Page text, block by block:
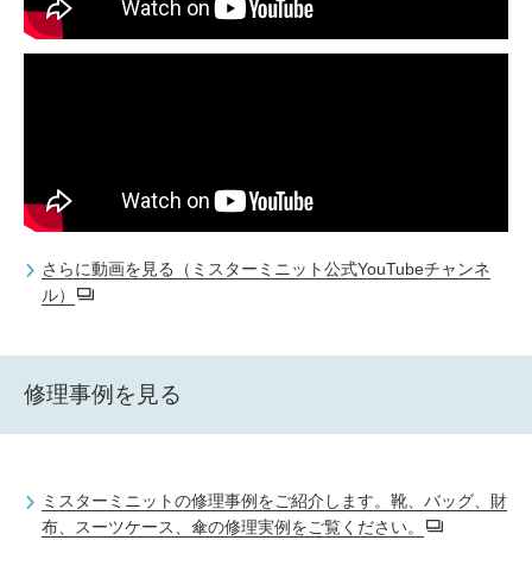
さらに動画を見る（ミスターミニット公式YouTubeチャンネ
ル）
修理事例を見る
ミスターミニットの修理事例をご紹介します。靴、バッグ、財
布、スーツケース、傘の修理実例をご覧ください。